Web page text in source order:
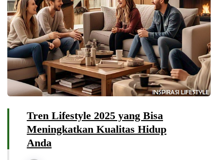
Tren Lifestyle 2025 yang Bisa
Meningkatkan Kualitas Hidup
Anda